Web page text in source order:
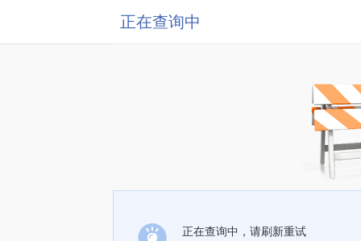
正在查询中
正在查询中，请刷新重试